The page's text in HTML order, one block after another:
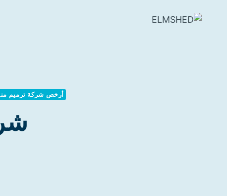
أرخص شركة ترميم